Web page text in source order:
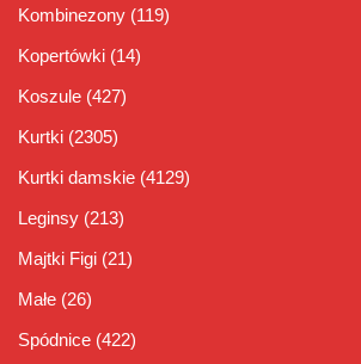
Kombinezony (119)
Kopertówki (14)
Koszule (427)
Kurtki (2305)
Kurtki damskie (4129)
Leginsy (213)
Majtki Figi (21)
Małe (26)
Spódnice (422)